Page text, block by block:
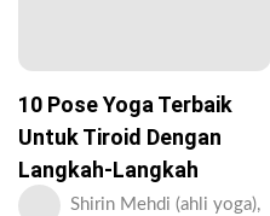
10 Pose Yoga Terbaik
Untuk Tiroid Dengan
Langkah-Langkah
Shirin Mehdi (ahli yoga),